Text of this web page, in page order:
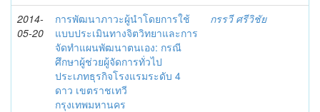
2014-
05-20
การพัฒนาภาวะผู้นำโดยการใช้
แบบประเมินทางจิตวิทยาและการ
จัดทำแผนพัฒนาตนเอง: กรณี
ศึกษาผู้ช่วยผู้จัดการทั่วไป
ประเภทธุรกิจโรงแรมระดับ 4
ดาว เขตราชเทวี
กรุงเทพมหานคร
กรรวี ศรีวิชัย